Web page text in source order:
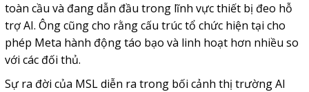
toàn cầu và đang dẫn đầu trong lĩnh vực thiết bị đeo hỗ
trợ AI. Ông cũng cho rằng cấu trúc tổ chức hiện tại cho
phép Meta hành động táo bạo và linh hoạt hơn nhiều so
với các đối thủ.
Sự ra đời của MSL diễn ra trong bối cảnh thị trường AI